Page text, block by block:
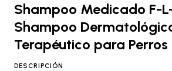
Shampoo Medicado F-
Shampoo
Terapéutico para
DESCRIPCIÓN